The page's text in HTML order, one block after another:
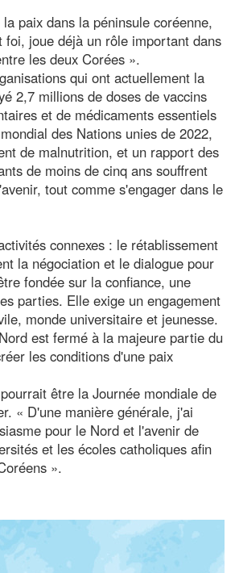
paix dans la péninsule coréenne,
joue déjà un rôle important dans
les deux Corées ».
qui ont actuellement la
2,7 millions de doses de vaccins
et de médicaments essentiels
des Nations unies de 2022,
de malnutrition, et un rapport des
de moins de cinq ans souffrent
tout comme s'engager dans le
connexes : le rétablissement
la négociation et le dialogue pour
fondée sur la confiance, une
parties. Elle exige un engagement
monde universitaire et jeunesse.
est fermé à la majeure partie du
les conditions d'une paix
être la Journée mondiale de
« D'une manière générale, j'ai
pour le Nord et l'avenir de
et les écoles catholiques afin
».